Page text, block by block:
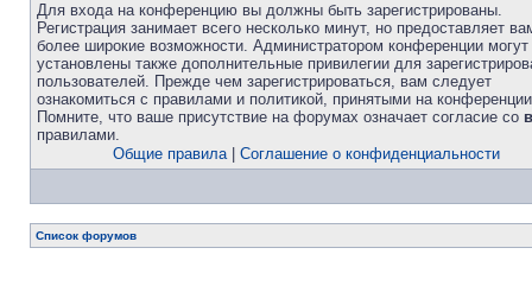
Для входа на конференцию вы должны быть зарегистрированы.
Регистрация занимает всего несколько минут, но предоставляет
более широкие возможности. Администратором конференции
установлены также дополнительные привилегии для
пользователей. Прежде чем зарегистрироваться, вам следует
ознакомиться с правилами и политикой, принятыми на
Помните, что ваше присутствие на форумах означает согласие со
правилами.
Общие правила| Соглашение о конфиденциальности
Список форумов